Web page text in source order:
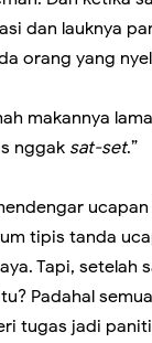
dan lauknya
orang yang
makannya
nggak sat-set.”
tipis tanda
Tapi, setelah
Padahal
tugas jadi